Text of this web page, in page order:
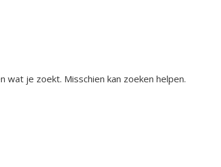
je zoekt. Misschien kan zoeken helpen.